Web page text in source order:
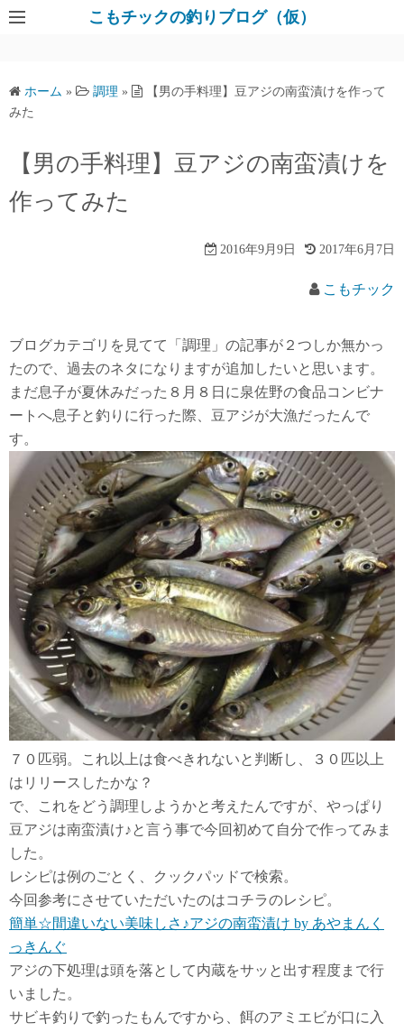
コ
ツ
ッ
こもチックの釣りブログ（仮）
ホーム » 調理 »
【男の手料理】豆アジの南蛮漬けを作って
みた
【男の手料理】豆アジの南蛮漬けを
作ってみた
2016年9月9日 2017年6月7日
こもチック
ブログカテゴリを見てて「調理」の記事が２つしか無かっ
たので、過去のネタになりますが追加したいと思います。
まだ息子が夏休みだった８月８日に泉佐野の食品コンビナ
ートへ息子と釣りに行った際、豆アジが大漁だったんで
す。
７０匹弱。これ以上は食べきれないと判断し、３０匹以上
はリリースしたかな？
で、これをどう調理しようかと考えたんですが、やっぱり
豆アジは南蛮漬け♪と言う事で今回初めて自分で作ってみま
した。
レシピは例のごとく、クックパッドで検索。
今回参考にさせていただいたのはコチラのレシピ。
簡単☆間違いない美味しさ♪アジの南蛮漬け by あやまんく
っきんぐ
アジの下処理は頭を落として内蔵をサッと出す程度まで行
いました。
サビキ釣りで釣ったもんですから、餌のアミエビが口に入